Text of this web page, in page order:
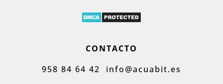
CONTACTO
958 84 64 42 info@acuabit.es